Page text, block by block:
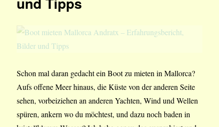
Schon mal daran gedacht ein Boot zu mieten in Mallorca?
Aufs offene Meer hinaus, die Küste von der anderen Seite
sehen, vorbeiziehen an anderen Yachten, Wind und Wellen
spüren, ankern wo du möchtest, und dazu noch baden in